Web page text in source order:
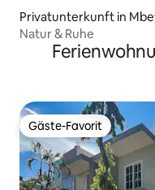
Privatunterkunft in
Natur & Ruhe
Gäste-Favorit
Gäste-Favorit